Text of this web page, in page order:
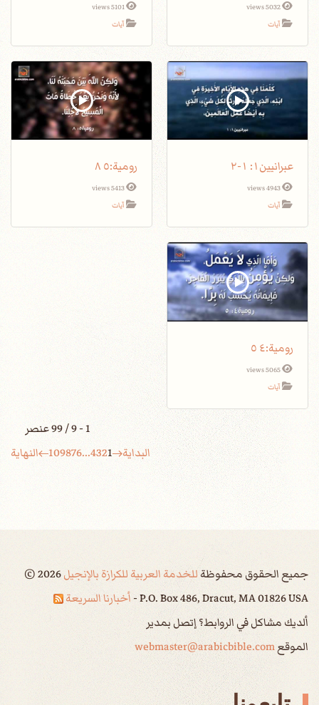
5032 views
آيات
5101 views
آيات
عبرانيين١: ١-٢
4943 views
آيات
5413 views
آيات
5065 views
آيات
1 - 9 / 99 عنصر
البداية
1
2
3
4
...
6
7
8
9
10 النهاية
جميع الحقوق محفوظةللخدمة العربية للكرازة بالإنجيل ©2026
P.O. Box 486, Dracut, MA 01826 USA - أخبارنا السريعة
ألديك مشاكل في الروابط؟ إتصل بمدير
الموقعwebmaster@arabicbible.com